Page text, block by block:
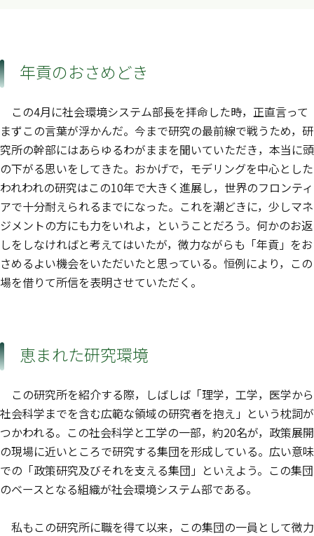
年貢のおさめどき
この4月に社会環境システム部長を拝命した時，正直言って
まずこの言葉が浮かんだ。今まで研究の最前線で戦うため，研
究所の幹部にはあらゆるわがままを聞いていただき，本当に頭
の下がる思いをしてきた。おかげで，モデリングを中心とした
われわれの研究はこの10年で大きく進展し，世界のフロンティ
アで十分耐えられるまでになった。これを潮どきに，少しマネ
ジメントの方にも力をいれよ，ということだろう。何かのお返
しをしなければと考えてはいたが，微力ながらも「年貢」をお
さめるよい機会をいただいたと思っている。恒例により，この
場を借りて所信を表明させていただく。
恵まれた研究環境
この研究所を紹介する際，しばしば「理学，工学，医学から
社会科学までを含む広範な領域の研究者を抱え」という枕詞が
つかわれる。この社会科学と工学の一部，約20名が，政策展開
の現場に近いところで研究する集団を形成している。広い意味
での「政策研究及びそれを支える集団」といえよう。この集団
のベースとなる組織が社会環境システム部である。
私もこの研究所に職を得て以来，この集団の一員として微力